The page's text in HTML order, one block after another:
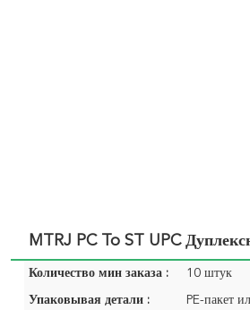
MTRJ PC To ST UPC
Количество мин заказа : 10 штук
Упаковывая детали : PE-пакет